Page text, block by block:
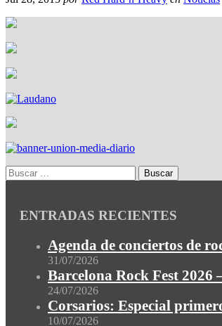
ENTRADAS RECIENTES
Agenda de conciertos de
31/07/2026
Barcelona Rock Fest 2026
24/07/2026
Corsarios: Especial
10/07/2026